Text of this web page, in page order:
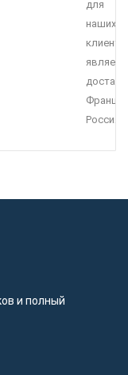
для
наших
Россия.
и полный